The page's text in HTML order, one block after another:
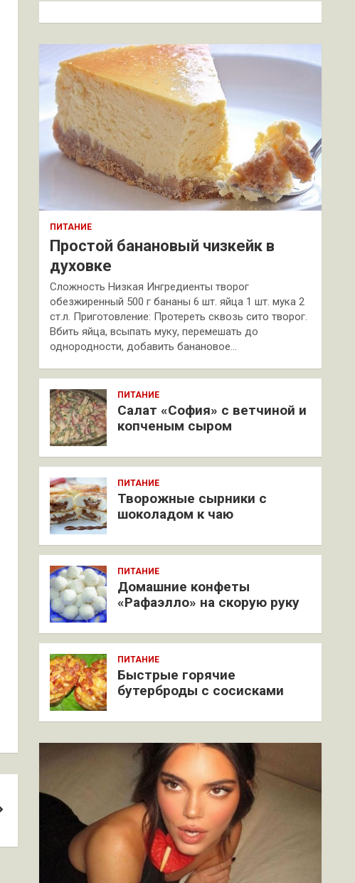
к
ПИТАНИЕ
Простой банановый чизкейк в
духовке
Сложность Низкая Ингредиенты творог
обезжиренный 500 г бананы 6 шт. яйца 1 шт. мука 2
ст.л. Приготовление: Протереть сквозь сито творог.
Вбить яйца, всыпать муку, перемешать до
однородности, добавить банановое…
ПИТАНИЕ
Салат «София» с ветчиной и
копченым сыром
ПИТАНИЕ
Творожные сырники с
шоколадом к чаю
ПИТАНИЕ
Домашние конфеты
«Рафаэлло» на скорую руку
ПИТАНИЕ
Быстрые горячие
бутерброды с сосисками